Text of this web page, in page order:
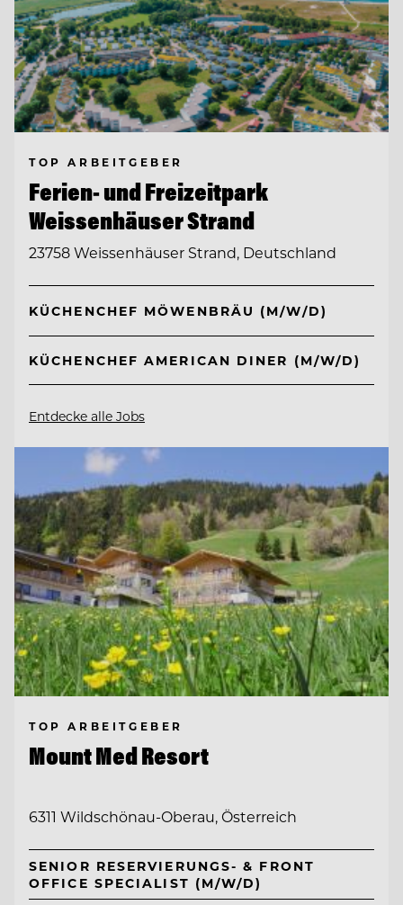
TOP ARBEITGEBER
Ferien- und Freizeitpark
Weissenhäuser Strand
23758 Weissenhäuser Strand, Deutschland
KÜCHENCHEF MÖWENBRÄU (M/W/D)
KÜCHENCHEF AMERICAN DINER (M/W/D)
Entdecke alle Jobs
TOP ARBEITGEBER
Mount Med Resort
6311 Wildschönau-Oberau, Österreich
SENIOR RESERVIERUNGS- & FRONT
OFFICE SPECIALIST (M/W/D)